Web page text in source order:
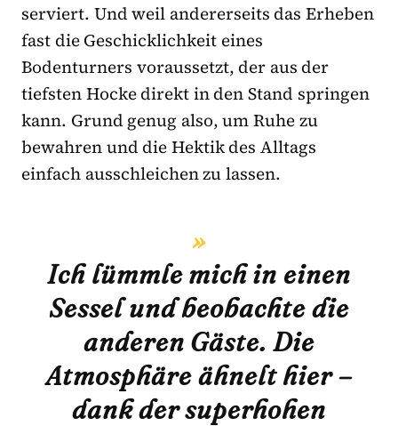
serviert. Und weil andererseits das Erheben
fast die Geschicklichkeit eines
Bodenturners voraussetzt, der aus der
tiefsten Hocke direkt in den Stand springen
kann. Grund genug also, um Ruhe zu
bewahren und die Hektik des Alltags
einfach ausschleichen zu lassen.
Ich lümmle mich in einen
Sessel und beobachte die
anderen Gäste. Die
Atmosphäre ähnelt hier –
dank der superhohen